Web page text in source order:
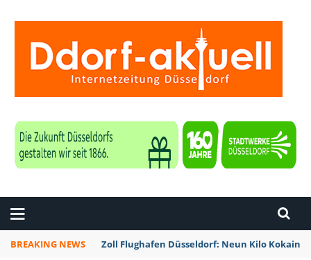
BREAKING NEWS Zoll Flughafen Düsseldorf: Neun Kilo Kokain